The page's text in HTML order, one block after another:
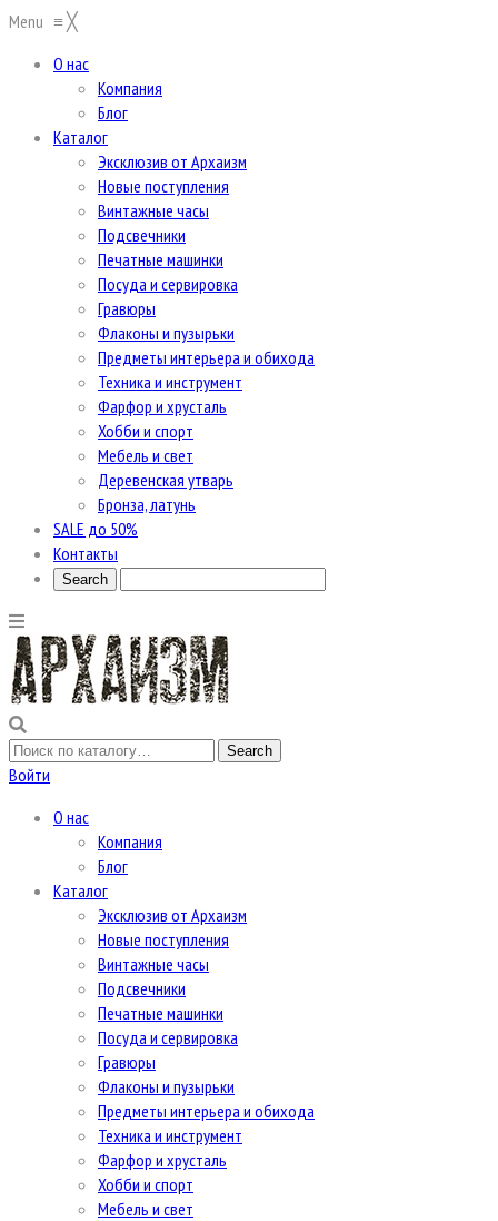
Menu ≡╳
О нас
Компания
Блог
Каталог
Эксклюзив от Архаизм
Новые поступления
Винтажные часы
Подсвечники
Печатные машинки
Посуда и сервировка
Гравюры
Флаконы и пузырьки
Предметы интерьера и обихода
Техника и инструмент
Фарфор и хрусталь
Хобби и спорт
Мебель и свет
Деревенская утварь
Бронза, латунь
SALE до 50%
Контакты
Войти
О нас
Компания
Блог
Каталог
Эксклюзив от Архаизм
Новые поступления
Винтажные часы
Подсвечники
Печатные машинки
Посуда и сервировка
Гравюры
Флаконы и пузырьки
Предметы интерьера и обихода
Техника и инструмент
Фарфор и хрусталь
Хобби и спорт
Мебель и свет